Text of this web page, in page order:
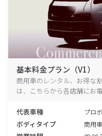
基本料金プラン（V1）
商用車のレンタル、お得な
は、こちらから各店舗にお
代表車種 プロ
ボディタイプ 商用車